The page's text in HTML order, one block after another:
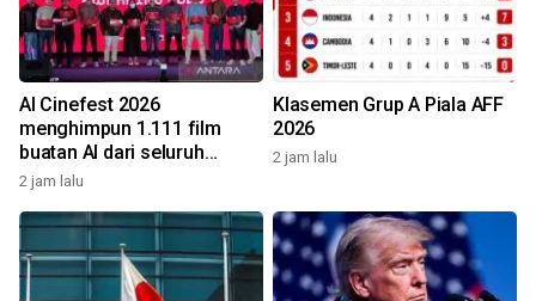
AI Cinefest 2026
menghimpun 1.111 film
buatan AI dari seluruh
Indonesia
2 jam lalu
Klasemen Grup A Piala AFF
2026
2 jam lalu